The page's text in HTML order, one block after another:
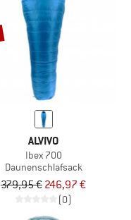
ALVIVO
Ibex 700
Daunenschlafsack
379,95 € 246,97 €
(0)